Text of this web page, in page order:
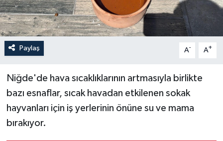
Paylaş A- A+
Niğde'de hava sıcaklıklarının artmasıyla birlikte
bazı esnaflar, sıcak havadan etkilenen sokak
hayvanları için iş yerlerinin önüne su ve mama
bırakıyor.